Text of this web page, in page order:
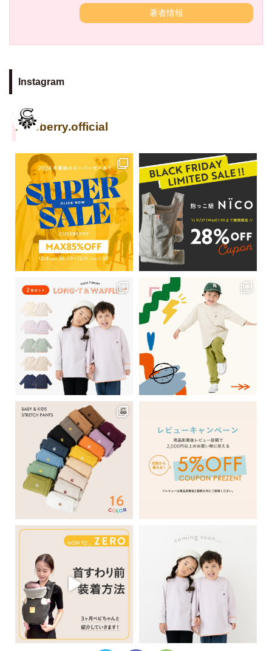
著者情報
Instagram
cuseberry.official